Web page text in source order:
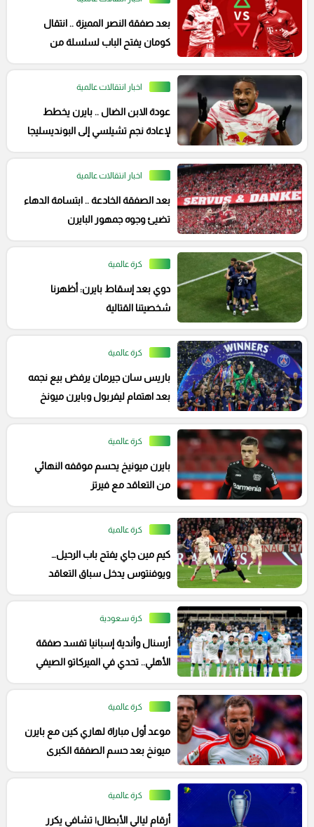
بعد صفقة النصر المميزة .. انتقال
كومان يفتح الباب لسلسلة من
اخبار انتقالات عالمية
عودة الابن الضال .. بايرن يخطط
لإعادة نجم تشيلسي إلى البونديسليجا
اخبار انتقالات عالمية
بعد الصفقة الخادعة .. ابتسامة الدهاء
تضيئ وجوه جمهور البايرن
كرة عالمية
دوي بعد إسقاط بايرن: أظهرنا
شخصيتنا القتالية
كرة عالمية
باريس سان جيرمان يرفض بيع نجمه
بعد اهتمام ليفربول وبايرن ميونخ
كرة عالمية
بايرن ميونيخ يحسم موقفه النهائي
من التعاقد مع فيرتز
كرة عالمية
كيم مين جاي يفتح باب الرحيل…
ويوفنتوس يدخل سباق التعاقد
كرة سعودية
أرسنال وأندية إسبانيا تفسد صفقة
الأهلي.. تحدي في الميركاتو الصيفي
كرة عالمية
موعد أول مباراة لهاري كين مع بايرن
ميونخ بعد حسم الصفقة الكبرى
كرة عالمية
أرقام ليالي الأبطال| تشافي يكرر